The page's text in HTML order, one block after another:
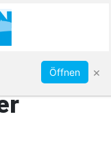
Öffnen ×